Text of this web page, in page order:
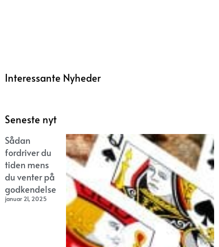
Interessante Nyheder
Seneste nyt
Sådan
fordriver du
tiden mens
du venter på
godkendelse
januar 21, 2025